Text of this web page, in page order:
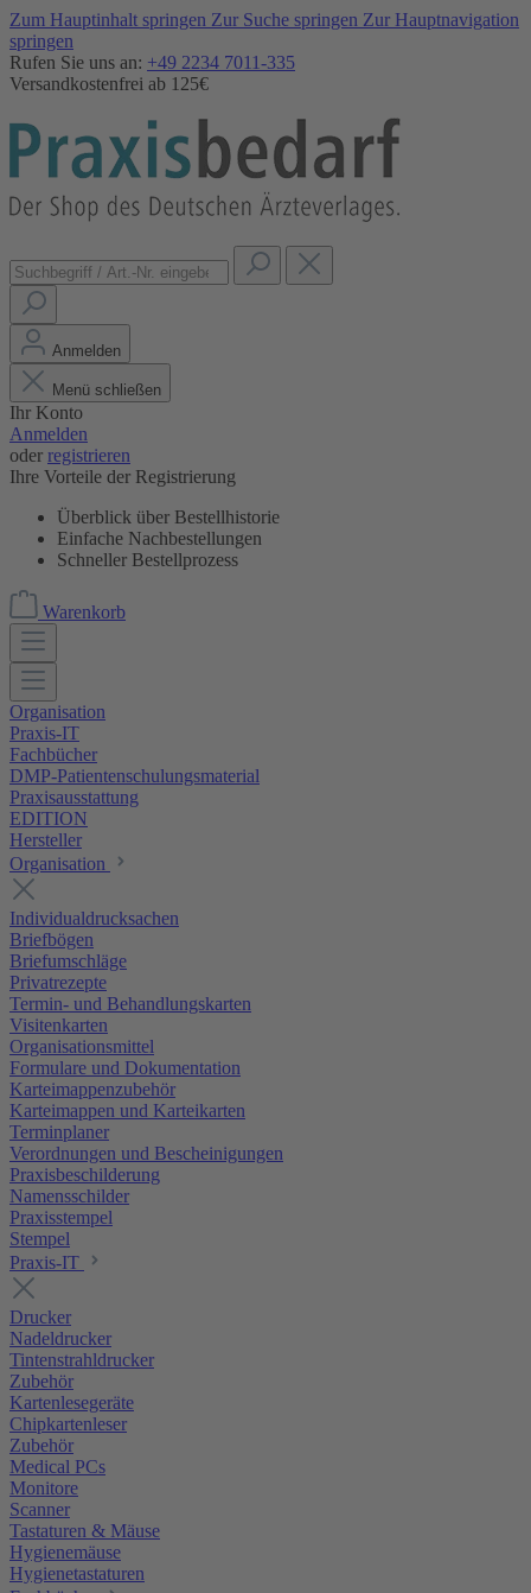
Zum Hauptinhalt springen Zur Suche springen Zur Hauptnavigation
springen
Rufen Sie uns an: +49 2234 7011-335
Versandkostenfrei ab 125€
Anmelden
Menü schließen
Ihr Konto
Anmelden
oder registrieren
Ihre Vorteile der Registrierung
Überblick über Bestellhistorie
Einfache Nachbestellungen
Schneller Bestellprozess
Warenkorb
Organisation
Praxis-IT
Fachbücher
DMP-Patientenschulungsmaterial
Praxisausstattung
EDITION
Hersteller
Organisation
Individualdrucksachen
Briefbögen
Briefumschläge
Privatrezepte
Termin- und Behandlungskarten
Visitenkarten
Organisationsmittel
Formulare und Dokumentation
Karteimappenzubehör
Karteimappen und Karteikarten
Terminplaner
Verordnungen und Bescheinigungen
Praxisbeschilderung
Namensschilder
Praxisstempel
Stempel
Praxis-IT
Drucker
Nadeldrucker
Tintenstrahldrucker
Zubehör
Kartenlesegeräte
Chipkartenleser
Zubehör
Medical PCs
Monitore
Scanner
Tastaturen & Mäuse
Hygienemäuse
Hygienetastaturen